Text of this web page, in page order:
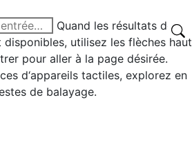
Quand les résultats de
utilisez les flèches haut
pour aller à la page désirée.
d‘appareils tactiles, explorez en
de balayage.